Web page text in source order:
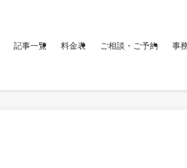
記事一覧 料金表 ご相談・ご予約 事